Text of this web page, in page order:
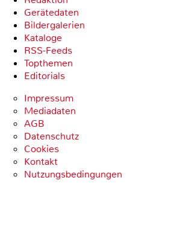
Gerätedaten
Bildergalerien
Kataloge
RSS-Feeds
Topthemen
Editorials
Impressum
Mediadaten
AGB
Datenschutz
Cookies
Kontakt
Nutzungsbedingungen